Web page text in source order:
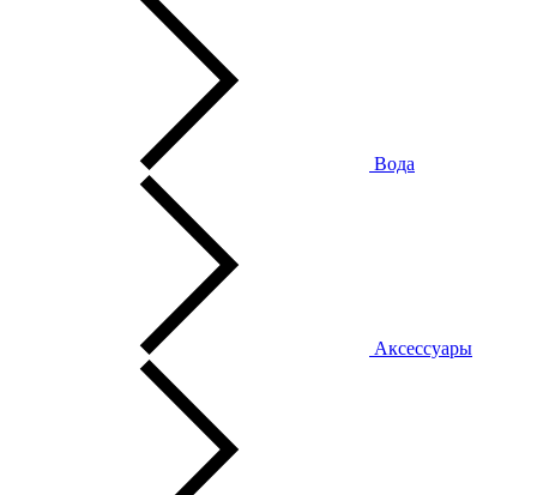
Вода
Аксессуары